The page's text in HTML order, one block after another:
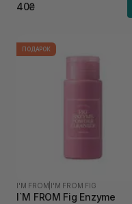
40₴
ПОДАРОК
I'M FROM I'M FROM FIG
I`M FROM Fig Enzyme